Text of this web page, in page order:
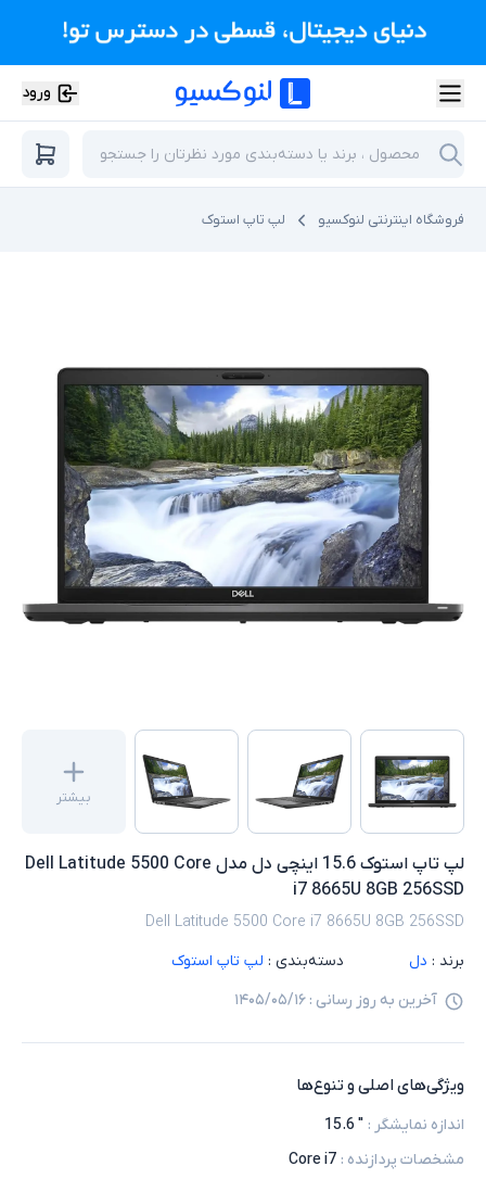
ورود
فروشگاه اینترنتی لنوکسیو لپ تاپ استوک
بیشتر
لپ تاپ استوک 15.6 اینچی دل مدل Dell Latitude 5500 Core
i7 8665U 8GB 256SSD
Dell Latitude 5500 Core i7 8665U 8GB 256SSD
برند : دل دسته‌بندی : لپ تاپ استوک
آخرین به روز رسانی : ۱۴۰۵/۰۵/۱۶
ویژگی‌های اصلی و تنوع‌ها
اندازه نمایشگر :
" 15.6
مشخصات پردازنده :
Core i7